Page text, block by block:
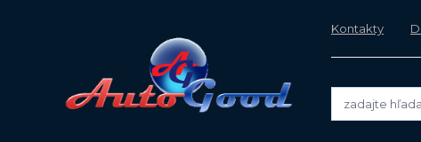
Kontakty